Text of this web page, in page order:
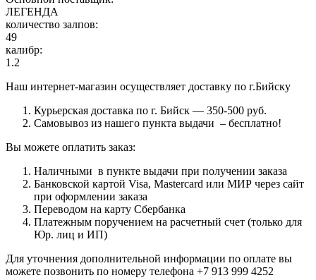
ЛЕГЕНДА
количество залпов:
49
калибр:
1.2
Наш интернет-магазин осуществляет доставку по г.Бийску
Курьерская доставка по г. Бийск — 350-500 руб.
Самовывоз из нашего пункта выдачи – бесплатно!
Вы можете оплатить заказ:
Наличными в пункте выдачи при получении заказа
Банковской картой Visa, Mastercard или МИР через сайт
при оформлении заказа
Переводом на карту Сбербанка
Платежным поручением на расчетный счет (только для
Юр. лиц и ИП)
Для уточнения дополнительной информации по оплате вы
можете позвонить по номеру телефона +7 913 999 4252